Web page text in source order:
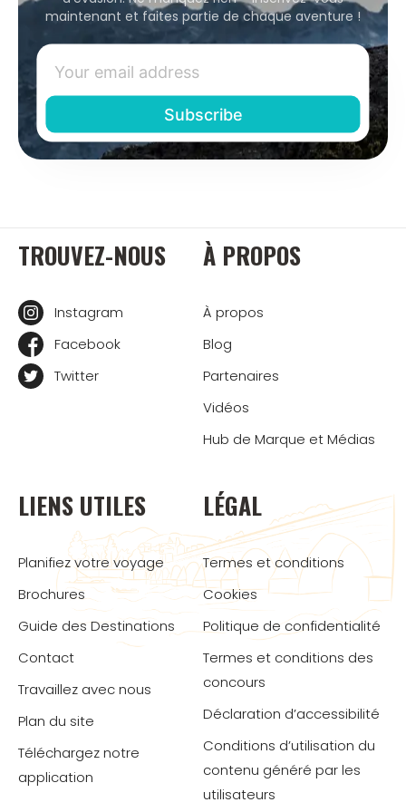
maintenant et faites partie de chaque aventure !
TROUVEZ-NOUS
Instagram
Facebook
Twitter
À PROPOS
À propos
Blog
Partenaires
Vidéos
Hub de Marque et Médias
LIENS UTILES
Planifiez votre voyage
Brochures
Guide des Destinations
Contact
Travaillez avec nous
Plan du site
Téléchargez notre
application
LÉGAL
Termes et conditions
Cookies
Politique de confidentialité
Termes et conditions des
concours
Déclaration d’accessibilité
Conditions d’utilisation du
contenu généré par les
utilisateurs